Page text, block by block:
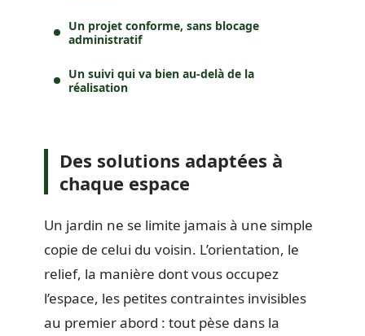
Un projet conforme, sans blocage
administratif
Un suivi qui va bien au-delà de la
réalisation
Des solutions adaptées à
chaque espace
Un jardin ne se limite jamais à une simple
copie de celui du voisin. L’orientation, le
relief, la manière dont vous occupez
l’espace, les petites contraintes invisibles
au premier abord : tout pèse dans la